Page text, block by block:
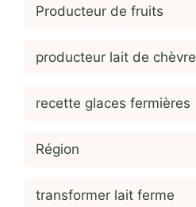
Producteur de fruits
producteur lait de chèvre
recette glaces fermières
Région
transformer lait ferme